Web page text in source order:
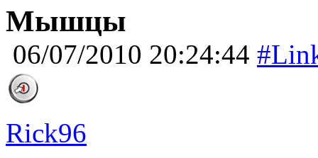
Мышцы
06/07/2010 20:24:44
Rick96